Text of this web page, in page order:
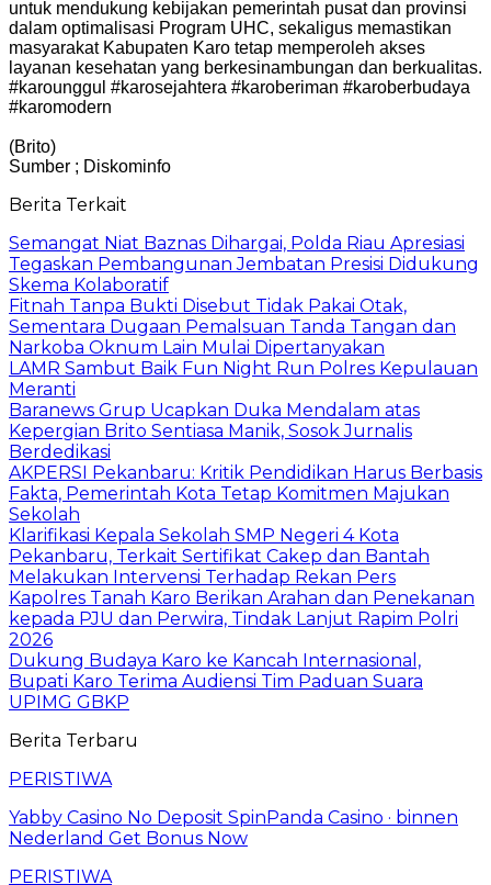
untuk mendukung kebijakan pemerintah pusat dan provinsi
dalam optimalisasi Program UHC, sekaligus memastikan
masyarakat Kabupaten Karo tetap memperoleh akses
layanan kesehatan yang berkesinambungan dan berkualitas.
#karounggul #karosejahtera #karoberiman #karoberbudaya
#karomodern
(Brito)
Sumber ; Diskominfo
Berita Terkait
Semangat Niat Baznas Dihargai, Polda Riau Apresiasi
Tegaskan Pembangunan Jembatan Presisi Didukung
Skema Kolaboratif
Fitnah Tanpa Bukti Disebut Tidak Pakai Otak,
Sementara Dugaan Pemalsuan Tanda Tangan dan
Narkoba Oknum Lain Mulai Dipertanyakan
LAMR Sambut Baik Fun Night Run Polres Kepulauan
Meranti
Baranews Grup Ucapkan Duka Mendalam atas
Kepergian Brito Sentiasa Manik, Sosok Jurnalis
Berdedikasi
AKPERSI Pekanbaru: Kritik Pendidikan Harus Berbasis
Fakta, Pemerintah Kota Tetap Komitmen Majukan
Sekolah
Klarifikasi Kepala Sekolah SMP Negeri 4 Kota
Pekanbaru, Terkait Sertifikat Cakep dan Bantah
Melakukan Intervensi Terhadap Rekan Pers
Kapolres Tanah Karo Berikan Arahan dan Penekanan
kepada PJU dan Perwira, Tindak Lanjut Rapim Polri
2026
Dukung Budaya Karo ke Kancah Internasional,
Bupati Karo Terima Audiensi Tim Paduan Suara
UPIMG GBKP
Berita Terbaru
PERISTIWA
Yabby Casino No Deposit SpinPanda Casino · binnen
Nederland Get Bonus Now
PERISTIWA